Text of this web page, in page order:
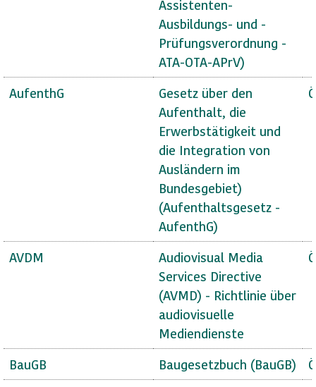
Assistenten-
Ausbildungs- und -
Prüfungsverordnung -
ATA-OTA-APrV)
AufenthG
Gesetz über den
Aufenthalt, die
Erwerbstätigkeit und
die Integration von
Ausländern im
Bundesgebiet)
(Aufenthaltsgesetz -
AufenthG)
AVDM
Audiovisual Media
Services Directive
(AVMD) - Richtlinie über
audiovisuelle
Mediendienste
BauGB Baugesetzbuch (BauGB)